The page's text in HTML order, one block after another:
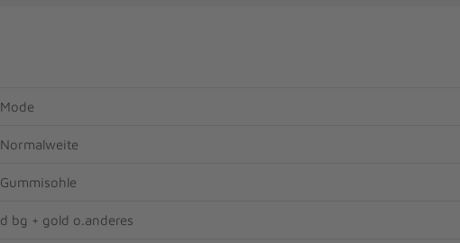
Mode
Normalweite
Gummisohle
d bg + gold o.anderes